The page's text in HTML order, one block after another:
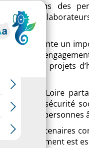
aux besoins des
ses
représente un
formalise
des projets
et France Loire
de la sécurité
des
deux partenaires
que le logement est